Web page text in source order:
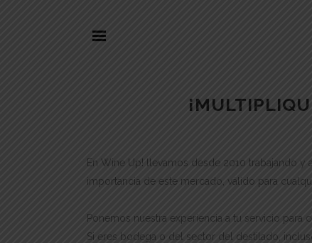
En Wine Up! llevamos desde 2010 trabajando
importancia de este mercado, válido para
Ponemos nuestra experiencia a tu servicio para
Si eres bodega o del sector del destilado,